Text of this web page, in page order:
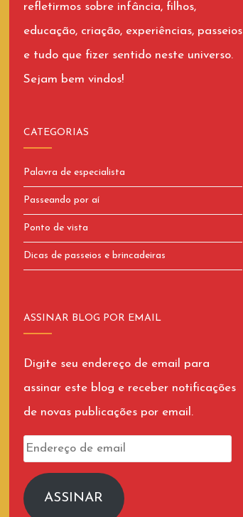
refletirmos sobre infância, filhos,
educação, criação, experiências, passeios
e tudo que fizer sentido neste universo.
Sejam bem vindos!
CATEGORIAS
Palavra de especialista
Passeando por aí
Ponto de vista
Dicas de passeios e brincadeiras
ASSINAR BLOG POR EMAIL
Digite seu endereço de email para
assinar este blog e receber notificações
de novas publicações por email.
Endereço
emailASSINAR